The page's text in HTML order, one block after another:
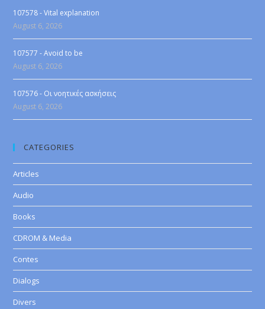
107578 - Vital explanation
August 6, 2026
107577 - Avoid to be
August 6, 2026
107576 - Οι νοητικές ασκήσεις
August 6, 2026
CATEGORIES
Articles
Audio
Books
CDROM & Media
Contes
Dialogs
Divers